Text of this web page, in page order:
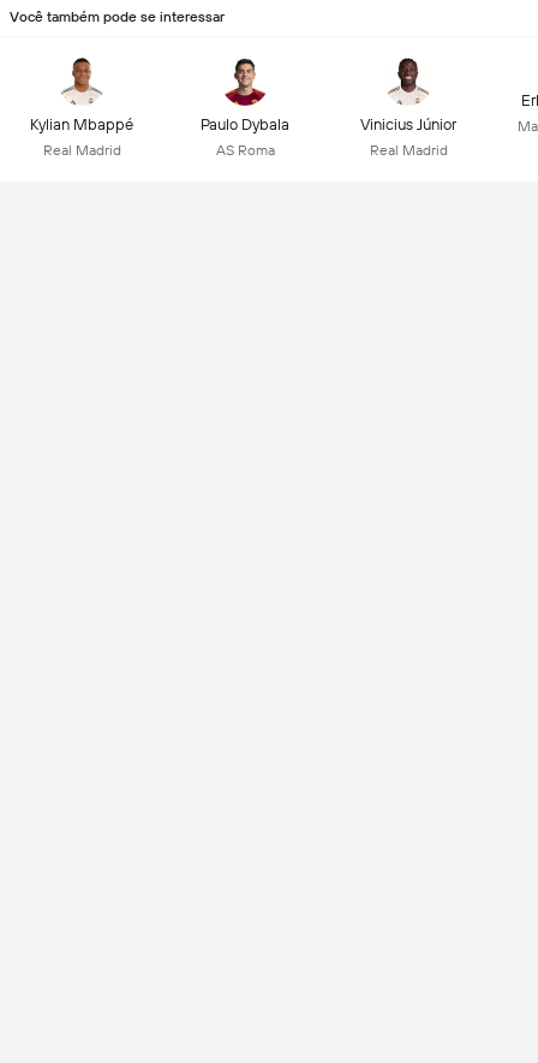
Você também pode se interessar
Kylian Mbappé
Real Madrid
Paulo Dybala
AS Roma
Vinicius Júnior
Real Madrid